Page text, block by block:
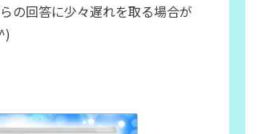
の回答に少々遅れを取る場合が